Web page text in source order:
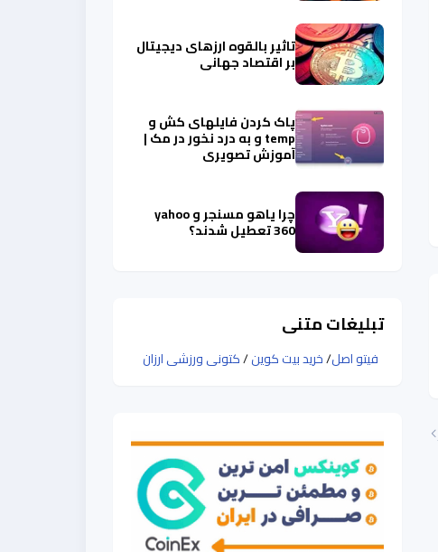
تاثیر بالقوه ارزهای دیجیتال
بر اقتصاد جهانی
پاک کردن فایلهای کش و
temp و به درد نخور در مک |
آموزش تصویری
چرا یاهو مسنجر و yahoo
360 تعطیل شدند؟
تبلیغات متنی
فیتو اصل/خرید بیت کوین/کتونی ورزشی ارزان